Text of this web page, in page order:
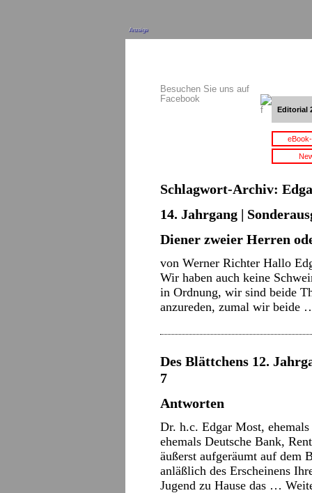
Anzeige
Besuchen Sie uns auf
Facebook
Editorial
Schlagwort-Archiv:
14. Jahrgang |
Diener zweier Herren
von Werner Richter Hallo
Wir haben auch keine
in Ordnung, wir sind beide
anzureden, zumal wir beide
Des Blättchens 12.
7
Antworten
Dr. h.c. Edgar Most,
ehemals Deutsche Bank,
äußerst aufgeräumt auf dem
anläßlich des Erscheinens
Jugend zu Hause das …